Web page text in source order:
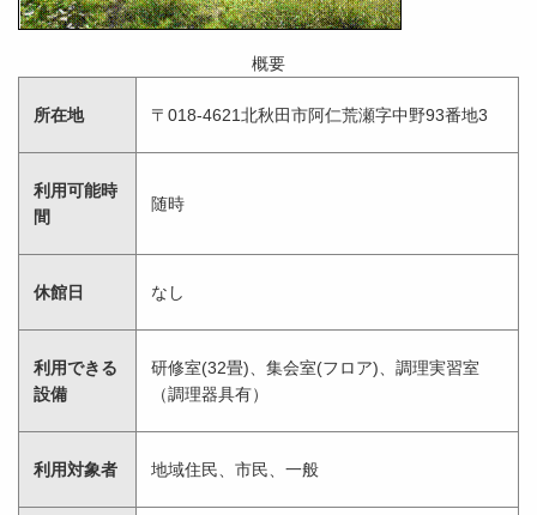
概要
所在地 〒018-4621北秋田市阿仁荒瀬字中野93番地3
利用可能時
間
随時
休館日 なし
利用できる
設備
研修室(32畳)、集会室(フロア)、調理実習室
（調理器具有）
利用対象者 地域住民、市民、一般